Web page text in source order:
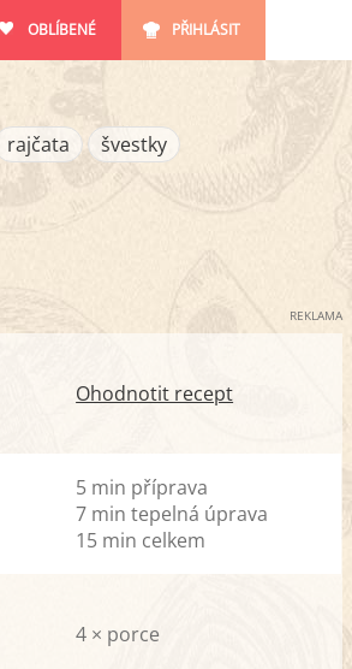
OBLÍBENÉ PŘIHLÁSIT
rajčata
švestky
REKLAMA
Ohodnotit recept
5 min příprava
7 min tepelná úprava
15 min celkem
4 × porce